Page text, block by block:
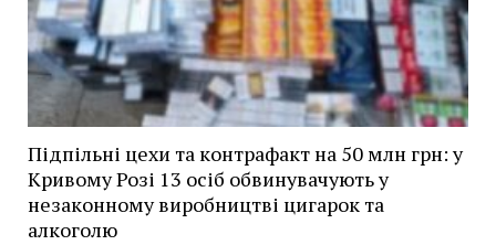
Підпільні цехи та контрафакт на 50 млн грн: у
Кривому Розі 13 осіб обвинувачують у
незаконному виробництві цигарок та
алкоголю